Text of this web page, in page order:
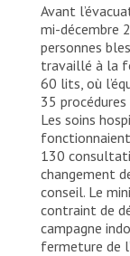
Avant
mi-décembre
personnes
travaillé à la
60 lits, où
35
Les soins
130
changement
conseil. Le
contraint de
campagne
fermeture de